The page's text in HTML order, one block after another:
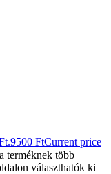
9500 FtCurrent price
terméknek több
választhatók ki